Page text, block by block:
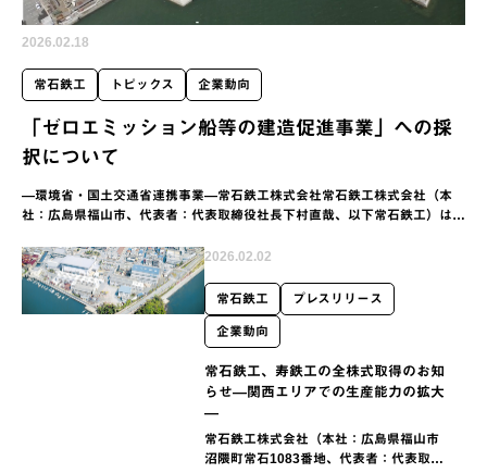
2026.02.18
常石鉄工 トピックス 企業動向
「ゼロエミッション船等の建造促進事業」への採
択について
―環境省・国土交通省連携事業―常石鉄工株式会社常石鉄工株式会社（本
社：広島県福山市、代表者：代表取締役社長下村直哉、以下常石鉄工）は、
2026.02.02
常石鉄工 プレスリリース
企業動向
常石鉄工、寿鉄工の全株式取得のお知
らせ―関西エリアでの生産能力の拡大
―
常石鉄工株式会社（本社：広島県福山市
沼隈町常石1083番地、代表者：代表取締